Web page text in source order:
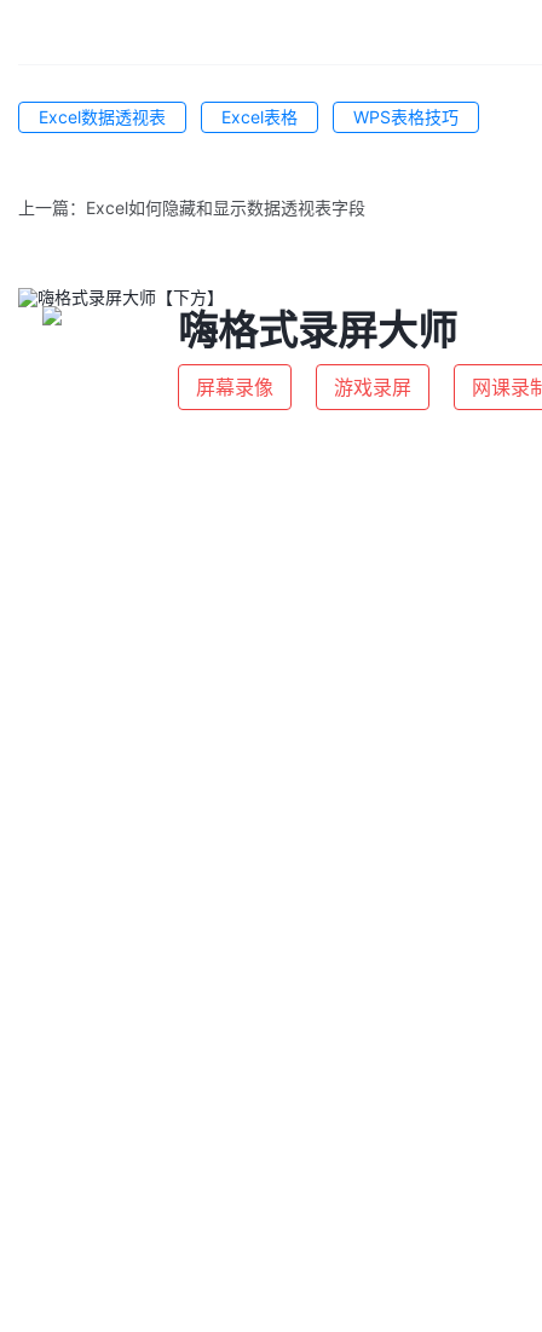
Excel数据透视表 Excel表格 WPS表格技巧
上一篇： Excel如何隐藏和显示数据透视表字段
嗨格式录屏大师
屏幕录像 游戏录屏 网课录